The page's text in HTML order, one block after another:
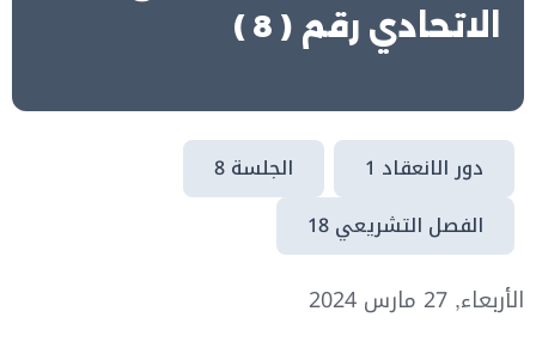
الاتحادي رقم ( 8 )
دور الانعقاد 1
الجلسة 8
الفصل التشريعي 18
الأربعاء, 27 مارس 2024